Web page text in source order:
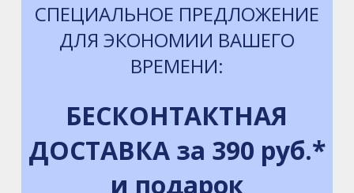
СПЕЦИАЛЬНОЕ ПРЕДЛОЖЕНИЕ
ДЛЯ ЭКОНОМИИ ВАШЕГО
ВРЕМЕНИ:
БЕСКОНТАКТНАЯ
ДОСТАВКА за 390 руб.*
и подарок